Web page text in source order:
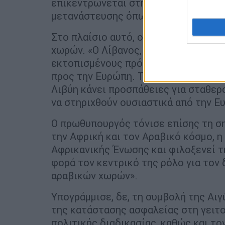
επικεντρώνεται στην αντιμετώπιση
μετανάστευσης όπως οι
Στο πλαίσιο αυτό, ο κ. Τσίπρας
χωρών. «Ο Λίβανος, η Ιορδανία, η
εκτοπισμένους πρόσφυγες
προς την Ευρώπη. Την ίδια στιγμή,
Λιβύη κάνει προσπάθειες για
να στηριχθούν ουσιαστικά από την
Ο πρωθυπουργός τόνισε επίσης τη
την Αφρική και τον Αραβικό κόσμο,
Αφρικανικής Ένωσης και φιλοξενεί
φορά τον κεντρικό της ρόλο για τον
αραβικών χωρών».
Υπογράμμισε, δε, τη συμβολή της
της κατάστασης ασφαλείας στη